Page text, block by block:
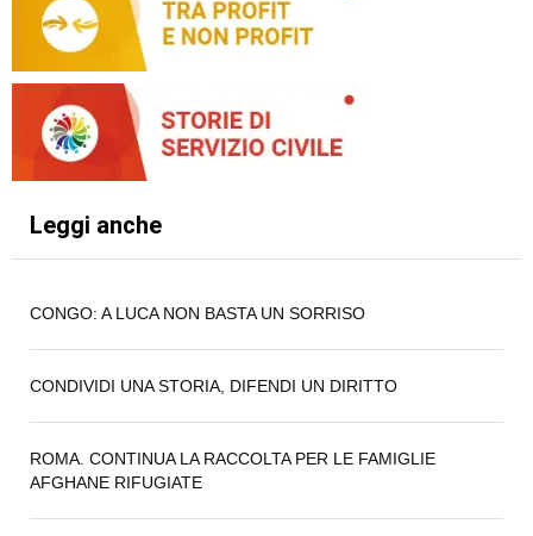
Leggi anche
CONGO: A LUCA NON BASTA UN SORRISO
CONDIVIDI UNA STORIA, DIFENDI UN DIRITTO
ROMA. CONTINUA LA RACCOLTA PER LE FAMIGLIE
AFGHANE RIFUGIATE